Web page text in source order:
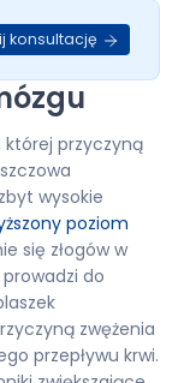
konsultację
której przyczyną
wysokie
poziom
się złogów w
do
zwężenia
przepływu krwi.